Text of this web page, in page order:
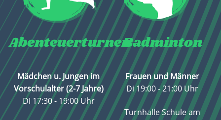
Abenteuerturnen
Mädchen u. Jungen im
Vorschulalter (2-7 Jahre)
Di 17:30 - 19:00 Uhr
Badminton
Frauen und Männer
Di 19:00 - 21:00 Uhr
Turnhalle Schule am